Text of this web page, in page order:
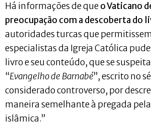
Há informações de queo Vaticano
preocupação com a descoberta do
autoridades turcas que
especialistas da Igreja Católica
livro e seu conteúdo, que se
“Evangelho de Barnabé”, escrito no
considerado controverso, por
maneira semelhante à pregada
islâmica.”